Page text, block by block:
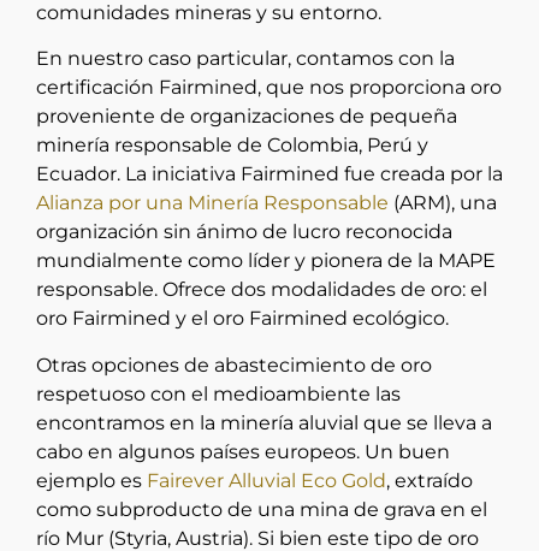
comunidades mineras y su entorno.
En nuestro caso particular, contamos con la
certificación Fairmined, que nos proporciona oro
proveniente de organizaciones de pequeña
minería responsable de Colombia, Perú y
Ecuador. La iniciativa Fairmined fue creada por la
Alianza por una Minería Responsable (ARM), una
organización sin ánimo de lucro reconocida
mundialmente como líder y pionera de la MAPE
responsable. Ofrece dos modalidades de oro: el
oro Fairmined y el oro Fairmined ecológico.
Otras opciones de abastecimiento de oro
respetuoso con el medioambiente las
encontramos en la minería aluvial que se lleva a
cabo en algunos países europeos. Un buen
ejemplo es Fairever Alluvial Eco Gold, extraído
como subproducto de una mina de grava en el
río Mur (Styria, Austria). Si bien este tipo de oro